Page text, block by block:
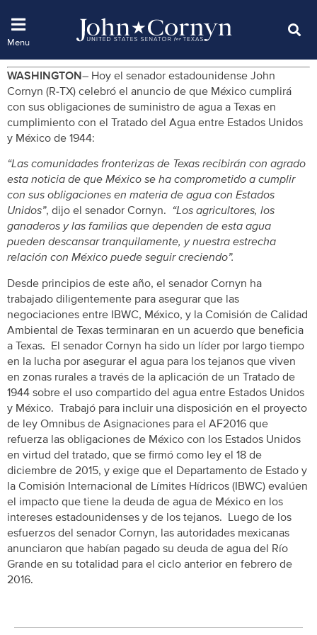
WASHINGTON– Hoy el senador estadounidense John
Cornyn (R-TX) celebró el anuncio de que México cumplirá
con sus obligaciones de suministro de agua a Texas en
cumplimiento con el Tratado del Agua entre Estados Unidos
y México de 1944:
“Las comunidades fronterizas de Texas recibirán con agrado
esta noticia de que México se ha comprometido a cumplir
con sus obligaciones en materia de agua con Estados
Unidos”, dijo el senador Cornyn. “Los agricultores, los
ganaderos y las familias que dependen de esta agua
pueden descansar tranquilamente, y nuestra estrecha
relación con México puede seguir creciendo”.
Desde principios de este año, el senador Cornyn ha
trabajado diligentemente para asegurar que las
negociaciones entre IBWC, México, y la Comisión de Calidad
Ambiental de Texas terminaran en un acuerdo que beneficia
a Texas. El senador Cornyn ha sido un líder por largo tiempo
en la lucha por asegurar el agua para los tejanos que viven
en zonas rurales a través de la aplicación de un Tratado de
1944 sobre el uso compartido del agua entre Estados Unidos
y México. Trabajó para incluir una disposición en el proyecto
de ley Omnibus de Asignaciones para el AF2016 que
refuerza las obligaciones de México con los Estados Unidos
en virtud del tratado, que se firmó como ley el 18 de
diciembre de 2015, y exige que el Departamento de Estado y
la Comisión Internacional de Límites Hídricos (IBWC) evalúen
el impacto que tiene la deuda de agua de México en los
intereses estadounidenses y de los tejanos. Luego de los
esfuerzos del senador Cornyn, las autoridades mexicanas
anunciaron que habían pagado su deuda de agua del Río
Grande en su totalidad para el ciclo anterior en febrero de
2016.